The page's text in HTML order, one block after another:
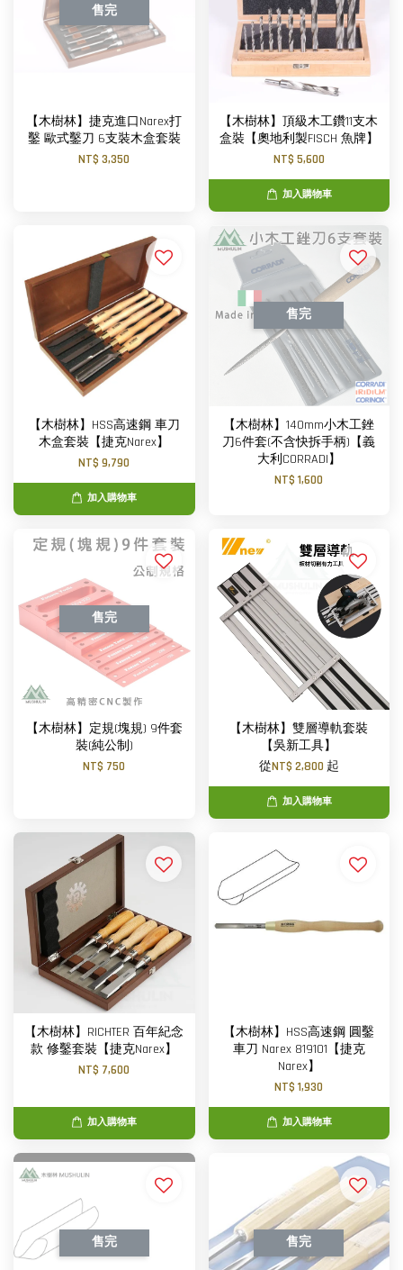
售完
【木樹林】捷克進口Narex打
鑿 歐式鑿刀 6支裝木盒套裝
NT$ 3,350
【木樹林】頂級木工鑽11支木
盒裝【奧地利製FISCH 魚牌】
NT$ 5,600
加入購物車
【木樹林】HSS高速鋼 車刀
木盒套裝【捷克Narex】
NT$ 9,790
加入購物車
售完
【木樹林】140mm小木工銼
刀6件套(不含快拆手柄)【義
大利CORRADI】
NT$ 1,600
售完
【木樹林】定規(塊規) 9件套
裝(純公制)
NT$ 750
【木樹林】雙層導軌套裝
【吳新工具】
從NT$ 2,800 起
加入購物車
【木樹林】RICHTER 百年紀念
款 修鑿套裝【捷克Narex】
NT$ 7,600
加入購物車
【木樹林】HSS高速鋼 圓鑿
車刀 Narex 819101【捷克
Narex】
NT$ 1,930
加入購物車
售完 售完